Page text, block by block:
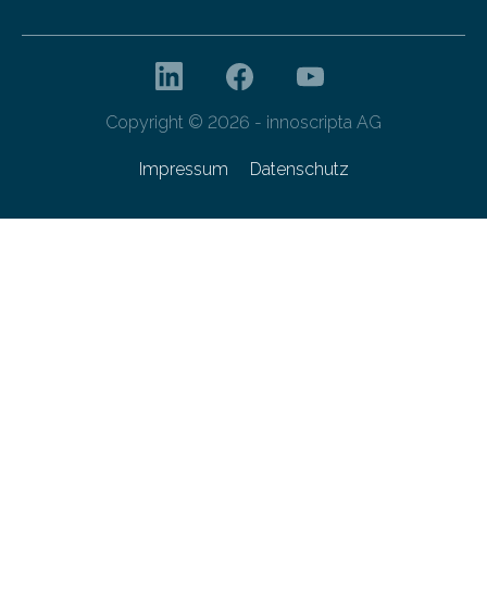
Copyright © 2026 - innoscripta AG
Impressum Datenschutz